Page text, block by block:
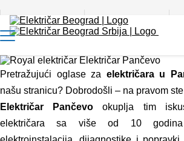
Pitajte majstora Blog
Pretražujući oglase za električara u
našu stranicu? Dobrodošli – na pravom
Električar Pančevo okuplja tim
električara sa više od 10